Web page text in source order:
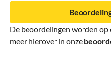
De beoordelingen worden op
meer hierover in onze